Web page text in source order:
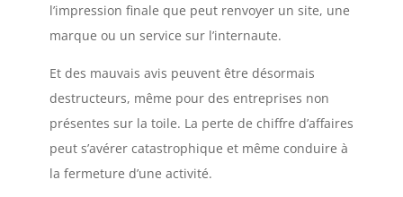
l’impression finale que peut renvoyer un site, une
marque ou un service sur l’internaute.
Et des mauvais avis peuvent être désormais
destructeurs, même pour des entreprises non
présentes sur la toile. La perte de chiffre d’affaires
peut s’avérer catastrophique et même conduire à
la fermeture d’une activité.